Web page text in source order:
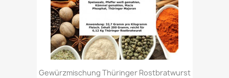
Gewürzmischung Thüringer Rostbratwurst